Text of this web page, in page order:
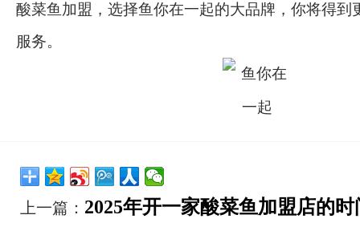
酸菜鱼加盟，选择鱼你在一起的大品牌，你将得到
服务。
上一篇： 2025年开一家酸菜鱼加盟店的